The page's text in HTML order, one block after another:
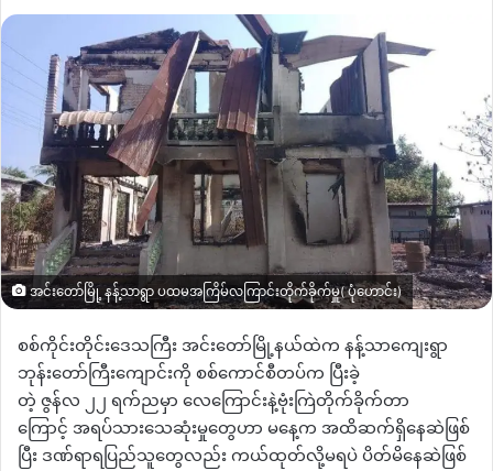
အင်းတော်မြို့ နန့်သာရွာ ပထမအကြိမ်လကြာင်းတိုက်ခိုက်မှူ( ပုံဟောင်း)
စစ်ကိုင်းတိုင်းဒေသကြီး အင်းတော်မြို့နယ်ထဲက နန့်သာကျေးရွာ
ဘုန်းတော်ကြီးကျောင်းကို စစ်ကောင်စီတပ်က ပြီးခဲ့
တဲ့ ဇွန်လ ၂၂ ရက်ညမှာ လေကြောင်းနဲ့ဗုံးကြဲတိုက်ခိုက်တာ
ကြောင့် အရပ်သားသေဆုံးမှုတွေဟာ မနေ့က အထိဆက်ရှိနေဆဲဖြစ်
ပြီး ဒဏ်ရာရပြည်သူတွေလည်း ကယ်ထုတ်လို့မရပဲ ပိတ်မိနေဆဲဖြစ်